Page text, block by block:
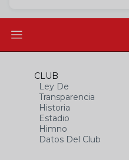
CLUB
Ley De
Transparencia
Historia
Estadio
Himno
Datos Del Club